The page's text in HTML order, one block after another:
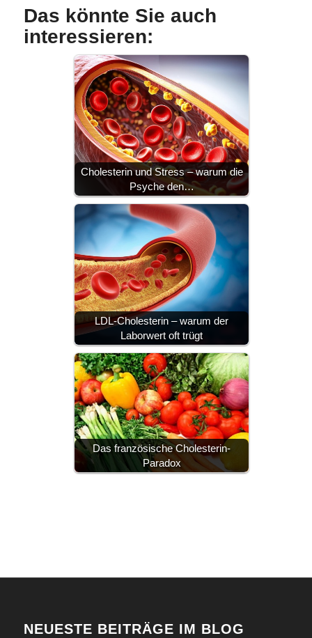
Das könnte Sie auch
interessieren:
Cholesterin und Stress – warum die
Psyche den…
LDL-Cholesterin – warum der
Laborwert oft trügt
Das französische Cholesterin-
Paradox
NEUESTE BEITRÄGE IM BLOG